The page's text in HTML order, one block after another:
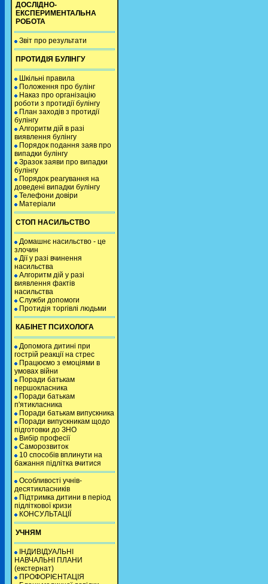
ДОСЛІДНО-
ЕКСПЕРИМЕНТАЛЬНА
РОБОТА
Звіт про результати
ПРОТИДІЯ БУЛІНГУ
Шкільні правила
Положення про булінг
Наказ про організацію
роботи з протидії булінгу
План заходів з протидії
булінгу
Алгоритм дій в разі
виявлення булінгу
Порядок подання заяв про
випадки булінгу
Зразок заяви про випадки
булінгу
Порядок реагування на
доведені випадки булінгу
Телефони довіри
Матеріали
СТОП НАСИЛЬСТВО
Домашнє насильство - це
злочин
Дії у разі вчинення
насильства
Алгоритм дій у разі
виявлення фактів
насильства
Служби допомоги
Протидія торгівлі людьми
КАБІНЕТ ПСИХОЛОГА
Допомога дитині при
гострій реакції на стрес
Працюємо з емоціями в
умовах війни
Поради батькам
першокласника
Поради батькам
п'ятикласника
Поради батькам випускника
Поради випускникам щодо
підготовки до ЗНО
Вибір професії
Саморозвиток
10 способів вплинути на
бажання підлітка вчитися
Особливості учнів-
десятикласників
Підтримка дитини в період
підліткової кризи
КОНСУЛЬТАЦІЇ
УЧНЯМ
ІНДИВІДУАЛЬНІ
НАВЧАЛЬНІ ПЛАНИ
(екстернат)
ПРОФОРІЄНТАЦІЯ